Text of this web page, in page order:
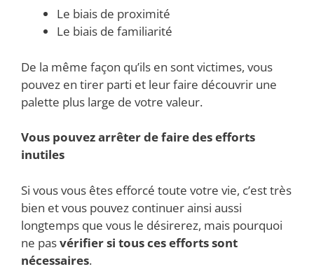
Le biais de proximité
Le biais de familiarité
De la même façon qu’ils en sont victimes, vous
pouvez en tirer parti et leur faire découvrir une
palette plus large de votre valeur.
Vous pouvez arrêter de faire des efforts
inutiles
Si vous vous êtes efforcé toute votre vie, c’est très
bien et vous pouvez continuer ainsi aussi
longtemps que vous le désirerez, mais pourquoi
ne pasvérifier si tous ces efforts sont
nécessaires.